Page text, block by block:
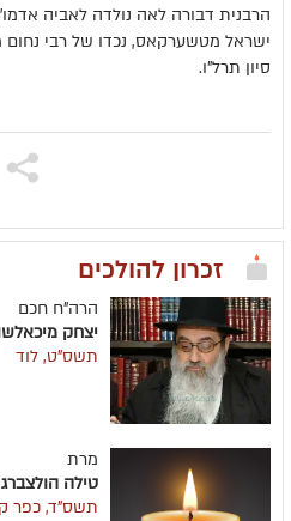
הרבנית דבורה לאה נולדה לאביה
ישראל מטשערקאס, נכדו של רבי
סיון תרל"ו.
זכרון להולכים
הרה"ח חכם
יצחק
תשס"ט, לוד
מרת
טילה הולצברג
תשס"ד, כפר